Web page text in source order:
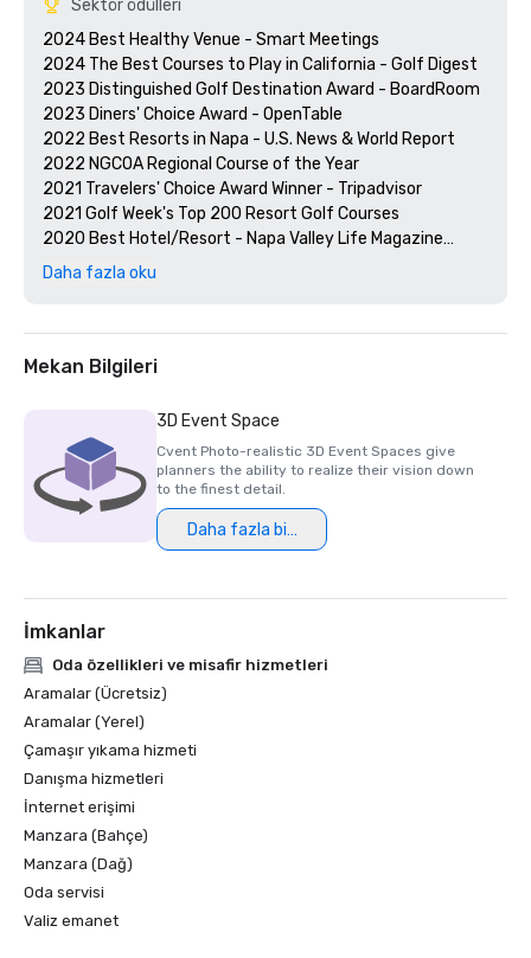
Sektör ödülleri
2024 Best Healthy Venue - Smart Meetings
2024 The Best Courses to Play in California - Golf Digest
2023 Distinguished Golf Destination Award - BoardRoom
2023 Diners' Choice Award - OpenTable
2022 Best Resorts in Napa - U.S. News & World Report
2022 NGCOA Regional Course of the Year
2021 Travelers' Choice Award Winner - Tripadvisor
2021 Golf Week's Top 200 Resort Golf Courses
2020 Best Hotel/Resort - Napa Valley Life Magazine
2020 Travelers' Choice Award - Tripadvisor
2018 & 2019 TripAdvisor Certificate of Excellence
2018 & 2019 Readers' Choice Award - Condé Nast Traveler
2017 Best of Resorts - Meetings Today
2016 Top Northern California Resort - Condé Nast
Daha fazla oku
Mekan Bilgileri
3D Event Space
Cvent Photo-realistic 3D Event Spaces give
planners the ability to realize their vision down
to the finest detail.
Daha fazla bilgi
İmkanlar
Oda özellikleri ve misafir hizmetleri
Aramalar (Ücretsiz)
Aramalar (Yerel)
Çamaşır yıkama hizmeti
Danışma hizmetleri
İnternet erişimi
Manzara (Bahçe)
Manzara (Dağ)
Oda servisi
Valiz emanet